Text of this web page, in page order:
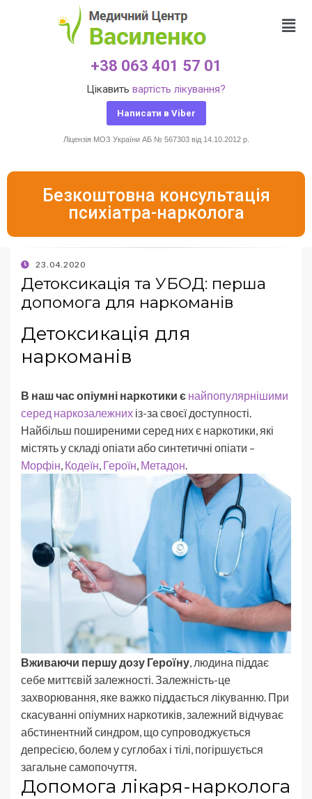
+38 063 401 57 01
Цікавить вартість лікування?
Написати в Viber
Ліцензія МОЗ України АБ № 567303 від 14.10.2012 р.
Безкоштовна консультація
психіатра-нарколога
23.04.2020
Детоксикація та УБОД: перша
допомога для наркоманів
Детоксикація для
наркоманів
В наш час опіумні наркотики є найпопулярнішими
серед наркозалежних із-за своєї доступності.
Найбільш поширеними серед них є наркотики, які
містять у складі опіати або синтетичні опіати –
Морфін, Кодеїн, Героїн, Метадон.
Вживаючи першу дозу Героїну, людина піддає
себе миттєвій залежності. Залежність-це
захворювання, яке важко піддається лікуванню. При
скасуванні опіумних наркотиків, залежний відчуває
абстинентний синдром, що супроводжується
депресією, болем у суглобах і тілі, погіршується
загальне самопочуття.
Допомога лікаря-нарколога